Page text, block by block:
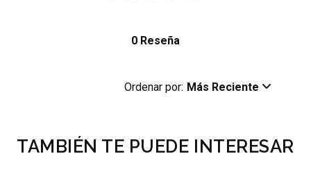
0 Reseña
Ordenar por: Más Reciente
TAMBIÉN TE PUEDE INTERESAR